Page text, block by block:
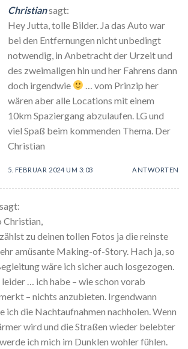
Christiansagt:
Hey Jutta, tolle Bilder. Ja das Auto war
bei den Entfernungen nicht unbedingt
notwendig, in Anbetracht der Urzeit und
des zweimaligen hin und her Fahrens dann
doch irgendwie
… vom Prinzip her
wären aber alle Locations mit einem
10km Spaziergang abzulaufen. LG und
viel Spaß beim kommenden Thema. Der
Christian
5. FEBRUAR 2024 UM 3:03 ANTWORTEN
sagt:
Christian,
zu deinen tollen Fotos ja die reinste
amüsante Making-of-Story. Hach ja, so
wäre ich sicher auch losgezogen.
… ich habe – wie schon vorab
– nichts anzubieten. Irgendwann
ich die Nachtaufnahmen nachholen. Wenn
wird und die Straßen wieder belebter
ich mich im Dunklen wohler fühlen.